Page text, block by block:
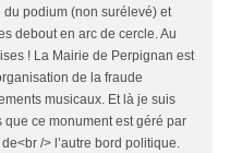
podium (non surélevé) et
debout en arc de cercle. Au
! La Mairie de Perpignan est
de la fraude
musicaux. Et là je suis
ce monument est géré par
/> l’autre bord politique.